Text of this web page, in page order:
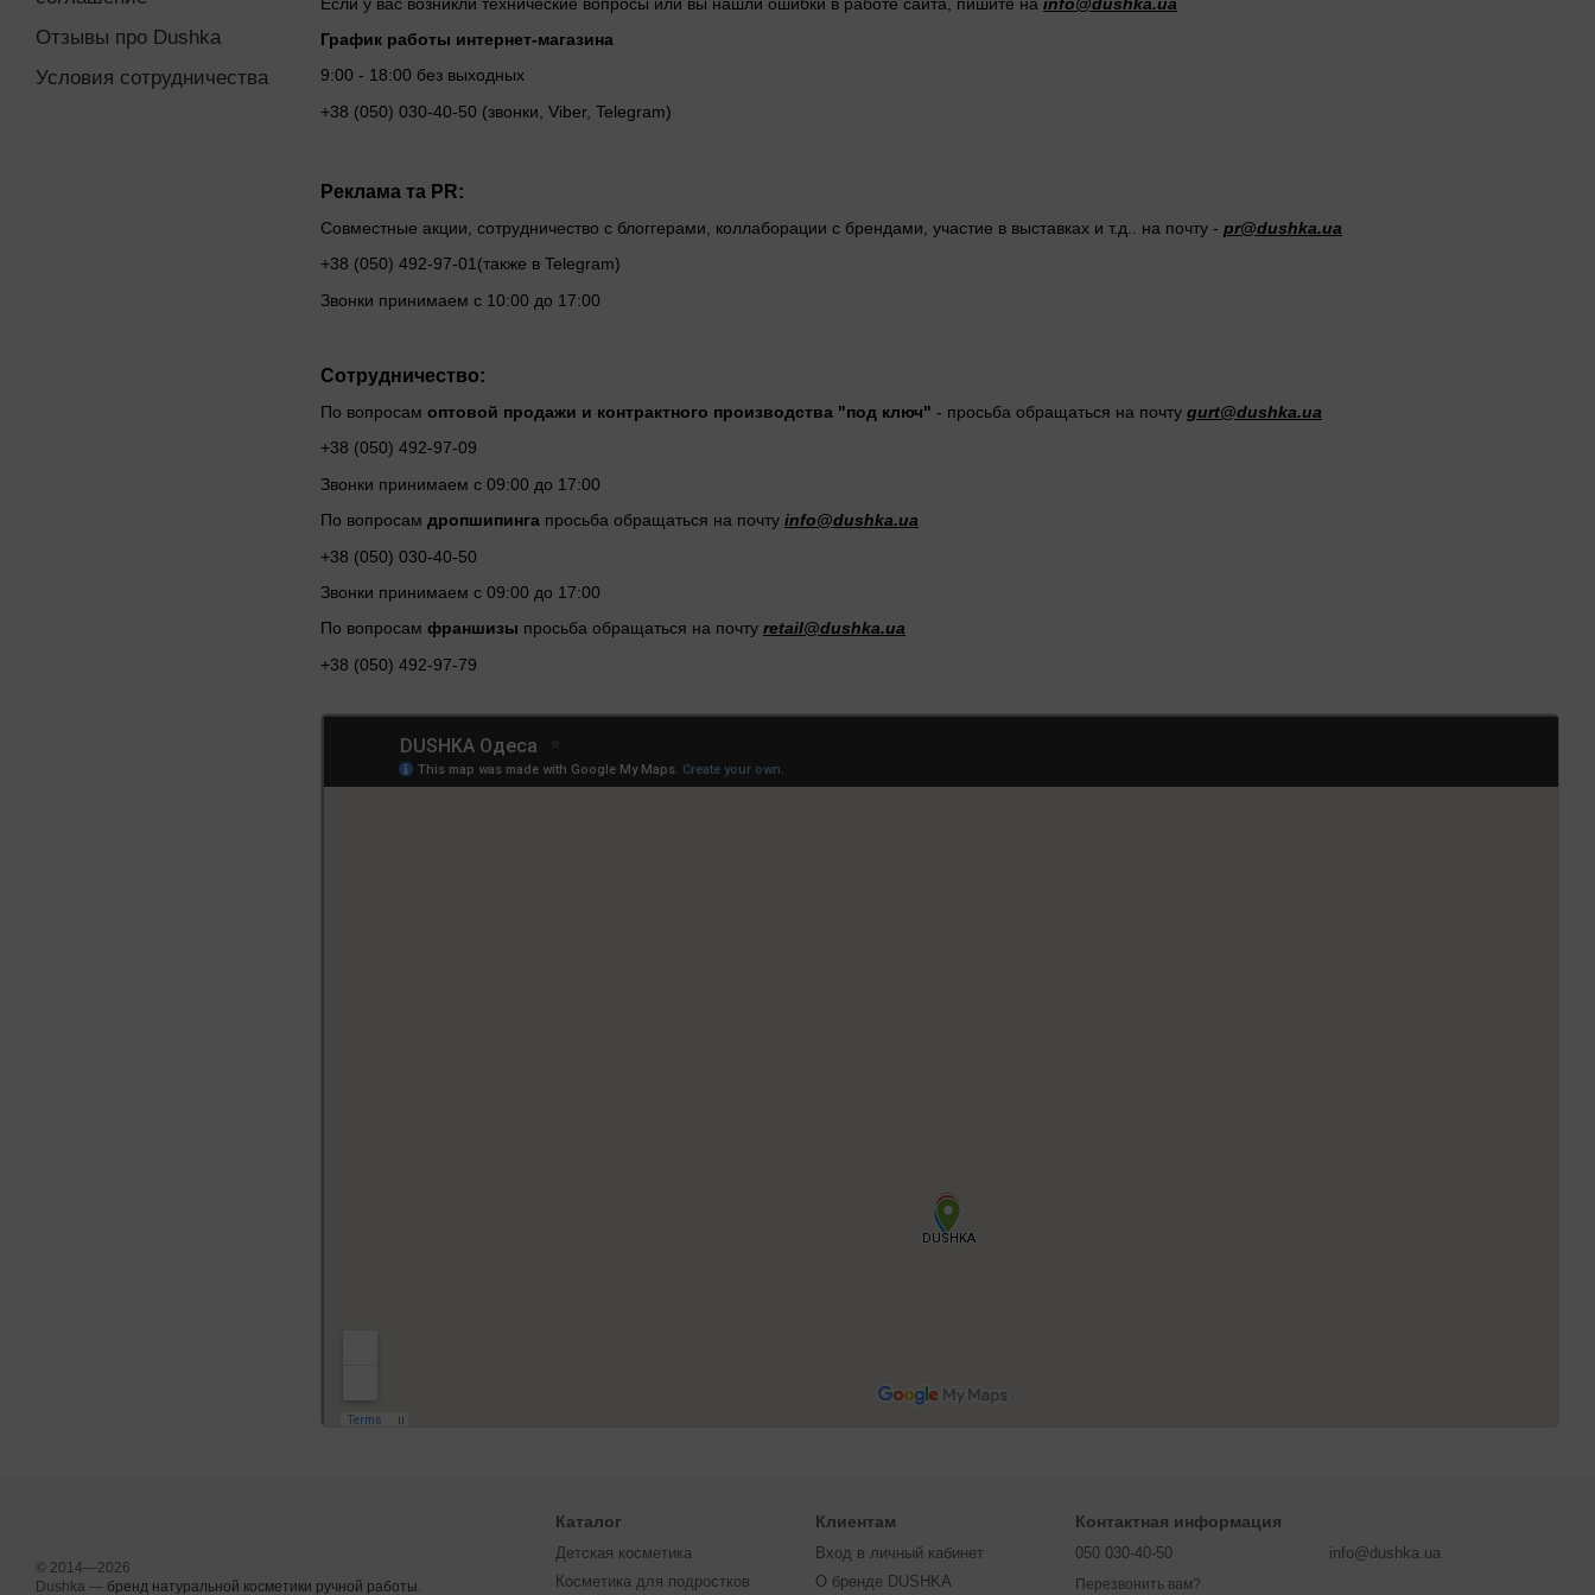
График работы интернет-магазина
9:00 - 18:00 без выходных
+38 (‎050) 030-40-50 (звонки, Viber, Telegram)
Реклама та PR:
Совместные акции, сотрудничество с блоггерами, коллаборации с брендами, участие в выставках и т.д.. на почту - pr@dushka.ua
+38 (‎050) 492-97-01(также в Telegram)
Звонки принимаем с 10:00 до 17:00
Сотрудничество:
По вопросам оптовой продажи и контрактного производства "под ключ" - просьба обращаться на почту gurt@dushka.ua
+38 (‎050) 492-97-09
Звонки принимаем с 09:00 до 17:00
По вопросам дропшипинга просьба обращаться на почту info@dushka.ua
+38 (‎050) 030-40-50
Звонки принимаем с 09:00 до 17:00
По вопросам франшизы просьба обращаться на почту retail@dushka.ua
+38 (‎050) 492-97-79
Отзывы про Dushka
Условия сотрудничества
© 2014—2026
Dushka — бренд натуральной косметики ручной работы.
Каталог
Детская косметика
Косметика для подростков
Клиентам
Вход в личный кабинет
О бренде DUSHKA
Контактная информация
050 030-40-50
Перезвонить вам?
info@dushka.ua